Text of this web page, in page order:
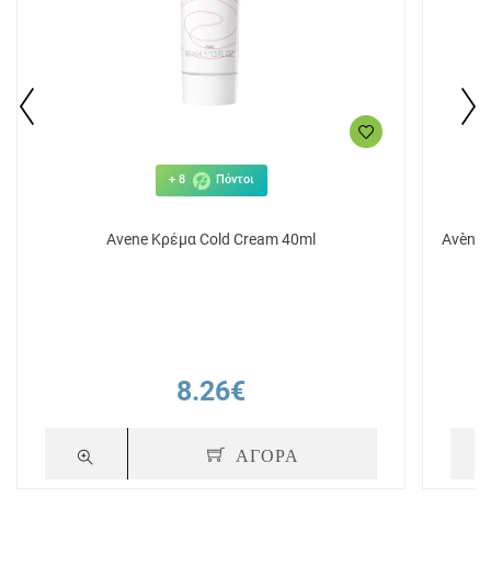
+ 8 Πόντοι
Avene Κρέμα Cold Cream 40ml
8.26€
ΑΓΟΡΑ
Avène